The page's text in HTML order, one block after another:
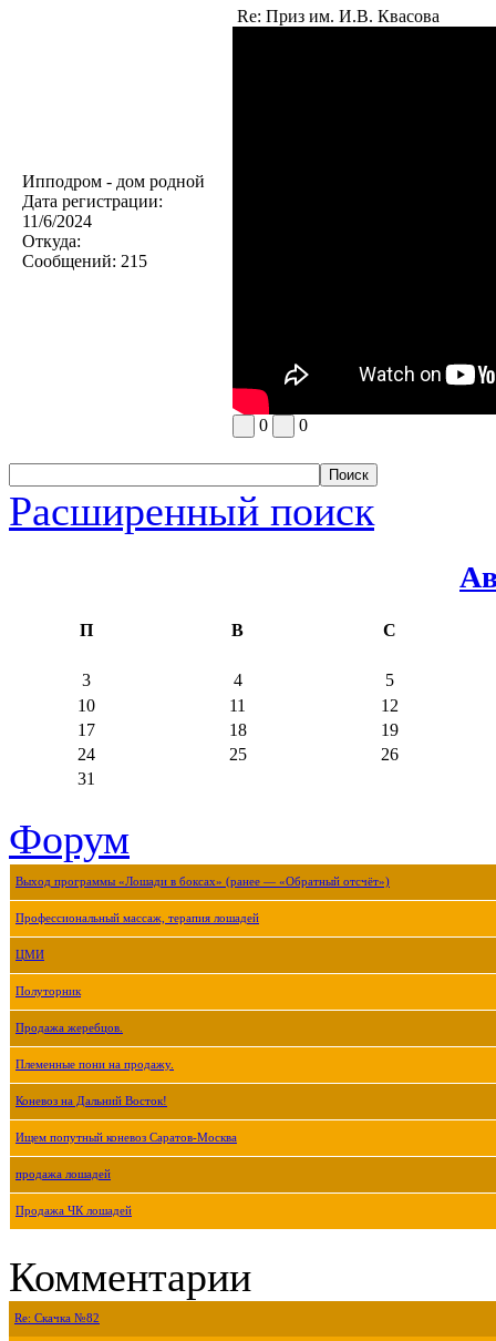
Ипподром - дом родной
Дата регистрации:
11/6/2024
Откуда:
Сообщений: 215
Re: Приз им. И.В. Квасова
0 0
Расширенный поиск
П В С
3 4
5
10
11
12
17
18
19
24
25
26
31
Форум
Выход программы «Лошади в боксах» (ранее — «Обратный отсчёт»)
Профессиональный массаж, терапия лошадей
ЦМИ
Полуторник
Продажа жеребцов.
Племенные пони на продажу.
Коневоз на Дальний Восток!
Ищем попутный коневоз Саратов-Москва
продажа лошадей
Продажа ЧК лошадей
Комментарии
Re: Скачка №82